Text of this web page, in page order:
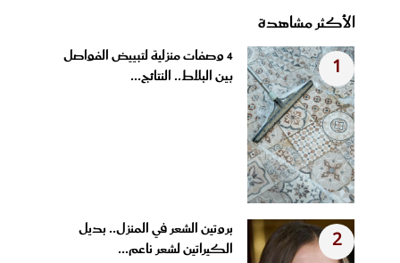
الأكثر مشاهدة
1
4 وصفات منزلية لتبييض الفواصل
بين البلاط.. النتائج...
2
بروتين الشعر في المنزل.. بديل
الكيراتين لشعر ناعم...